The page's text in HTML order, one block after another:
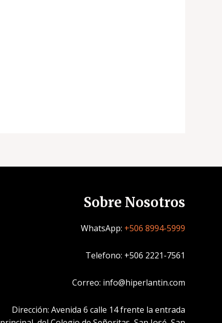
Sobre Nosotros
WhatsApp: +506 8994-5999
Telefono: +506 2221-7561
Correo: info@hiperlantin.com
Dirección: Avenida 6 calle 14 frente la entrada